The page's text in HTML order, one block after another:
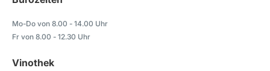
Mo-Do von 8.00 - 14.00 Uhr
Fr von 8.00 - 12.30 Uhr
Vinothek